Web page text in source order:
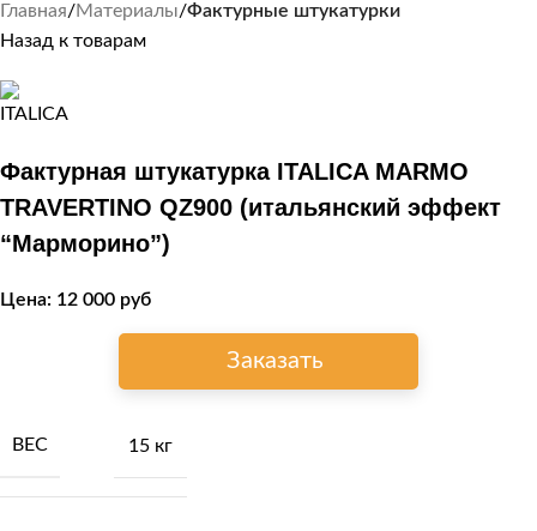
Главная Материалы Фактурные штукатурки
Назад к товарам
Фактурная штукатурка ITALICA MARMO
TRAVERTINO QZ900 (итальянский эффект
“Марморино”)
Цена: 12 000 руб
Заказать
ВЕС 15 кг